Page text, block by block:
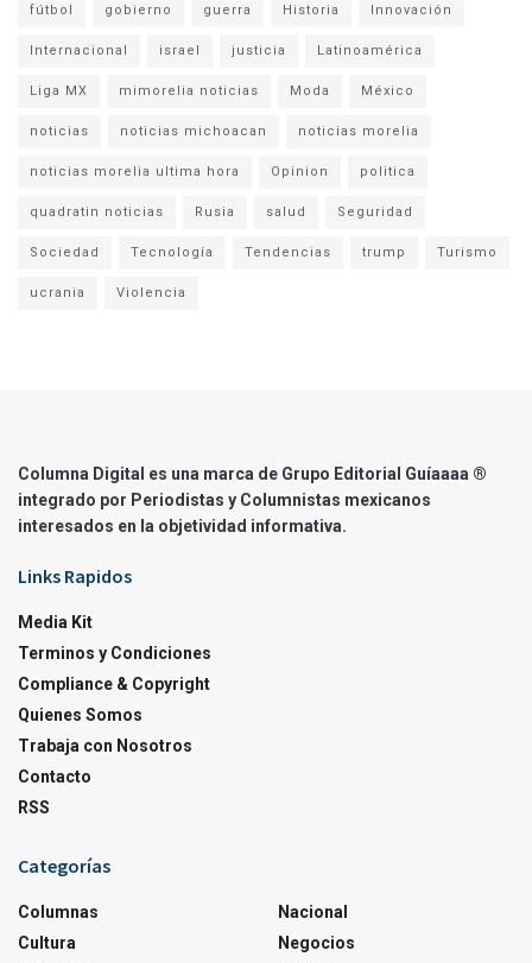
fútbol gobierno guerra Historia Innovación
Internacional israel justicia Latinoamérica
Liga MX mimorelia noticias Moda México
noticias noticias michoacan noticias morelia
noticias morelia ultima hora Opinion politica
quadratin noticias Rusia salud Seguridad
Sociedad Tecnología Tendencias trump Turismo
ucrania Violencia
Columna Digital es una marca de Grupo Editorial Guíaaaa ®
integrado por Periodistas y Columnistas mexicanos
interesados en la objetividad informativa.
Links Rapidos
Media Kit
Terminos y Condiciones
Compliance & Copyright
Quienes Somos
Trabaja con Nosotros
Contacto
RSS
Categorías
Columnas
Cultura
Nacional
Negocios